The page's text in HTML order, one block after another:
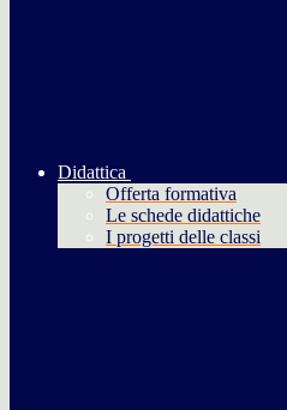
Didattica
Offerta formativa
Le schede didattiche
I progetti delle classi